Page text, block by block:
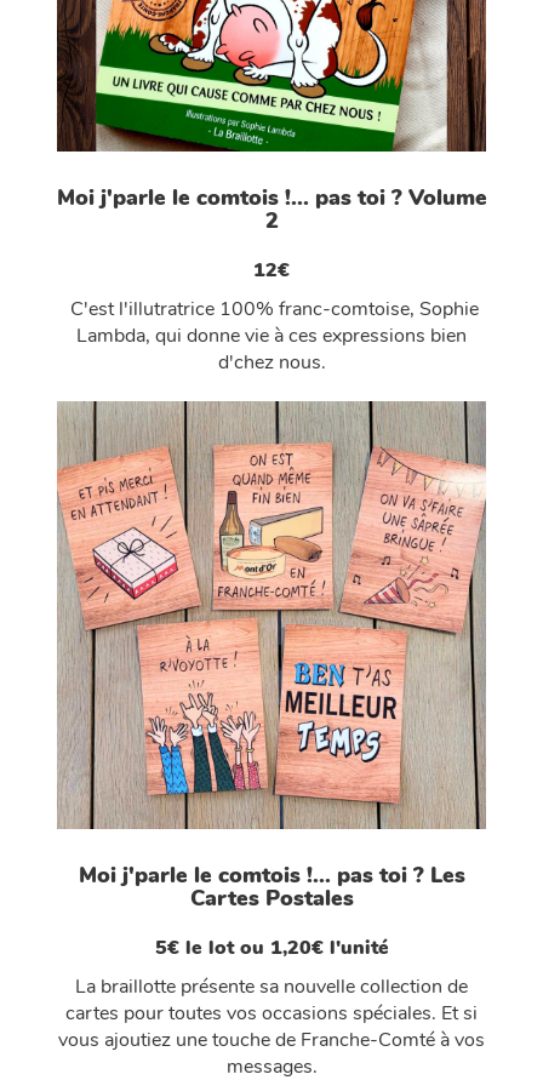
Moi j'parle le comtois !... pas toi ? Volume
2
12€
C'est l'illutratrice 100% franc-comtoise, Sophie
Lambda, qui donne vie à ces expressions bien
d'chez nous.
Moi j'parle le comtois !... pas toi ? Les
Cartes Postales
5€ le lot ou 1,20€ l'unité
La braillotte présente sa nouvelle collection de
cartes pour toutes vos occasions spéciales. Et si
vous ajoutiez une touche de Franche-Comté à vos
messages.